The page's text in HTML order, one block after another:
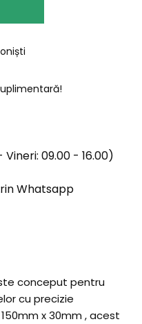
09.00 - 16.00)
Whatsapp
conceput pentru
cu precizie
x 30mm , acest